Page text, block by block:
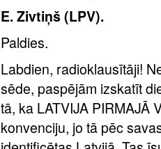
E. Zivtiņš (LPV).
Paldies.
Labdien, radioklausītāji!
sēde, paspējām izskatīt
tā, ka LATVIJA PIRMAJĀ
konvenciju, jo tā pēc